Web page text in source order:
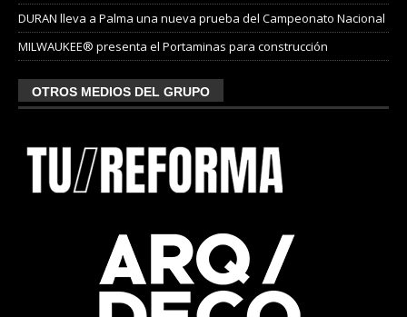
DURAN lleva a Palma una nueva prueba del Campeonato Nacional
MILWAUKEE® presenta el Portaminas para construcción
OTROS MEDIOS DEL GRUPO